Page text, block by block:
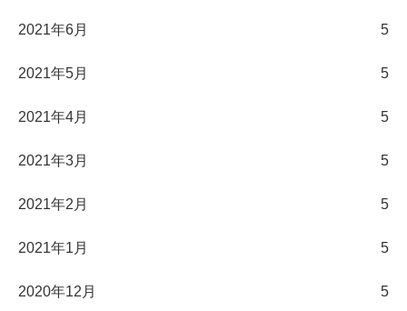
2021年6月 5
2021年5月 5
2021年4月 5
2021年3月 5
2021年2月 5
2021年1月 5
2020年12月 5